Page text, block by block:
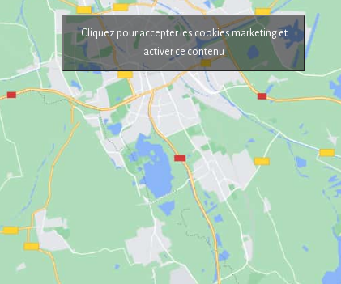
Cliquez pour accepter les cookies marketing et
activer ce contenu